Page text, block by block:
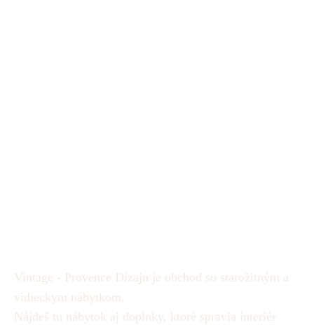
Vintage - Provence Dizajn je obchod so starožitným a
vidieckym nábytkom.
Nájdeš tu nábytok aj doplnky, ktoré spravia interiér